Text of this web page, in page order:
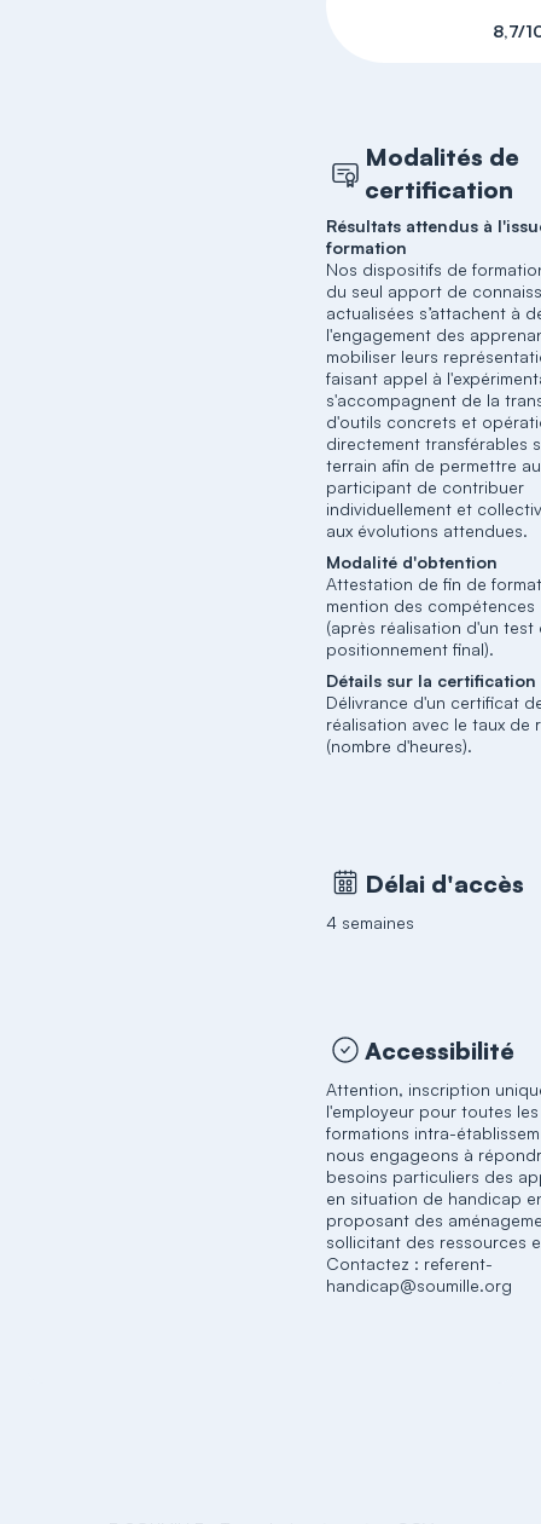
8,7/
Modalités de
certification
Résultats attendus à
formation
Nos dispositifs de
du seul apport de
actualisées s’attachent à
l'engagement des
mobiliser leurs
faisant appel à
s'accompagnent de la
d'outils concrets et
directement transférables
terrain afin de permettre
participant de contribuer
individuellement et
aux évolutions attendues.
Modalité d'obtention
Attestation de fin de
mention des compétences
(après réalisation d'un test
positionnement final).
Détails sur la certification
Délivrance d'un certificat
réalisation avec le taux de
(nombre d'heures).
Délai d'accès
4 semaines
Accessibilité
Attention, inscription
l'employeur pour toutes les
formations intra-
nous engageons à
besoins particuliers des
en situation de handicap
proposant des
sollicitant des ressources
Contactez : referent-
handicap@soumille.org